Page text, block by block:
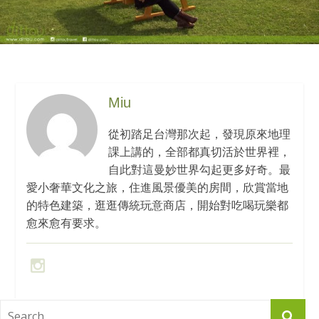
Miu
從初踏足台灣那次起，發現原來地理
課上講的，全部都真切活於世界裡，
自此對這曼妙世界勾起更多好奇。最
愛小奢華文化之旅，住進風景優美的房間，欣賞當地
的特色建築，逛逛傳統玩意商店，開始對吃喝玩樂都
愈來愈有要求。